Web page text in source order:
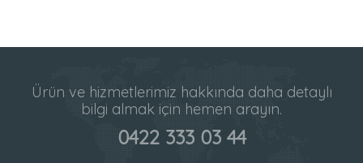
Ürün ve hizmetlerimiz hakkında daha detaylı
bilgi almak için hemen arayın.
0422 333 03 44